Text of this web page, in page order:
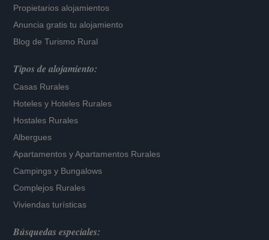
Propietarios alojamientos
Anuncia gratis tu alojamiento
Blog de Turismo Rural
Tipos de alojamiento:
Casas Rurales
Hoteles y Hoteles Rurales
Hostales Rurales
Albergues
Apartamentos yApartamentos Rurales
Campings y Bungalows
Complejos Rurales
Viviendas turísticas
Búsquedas especiales: